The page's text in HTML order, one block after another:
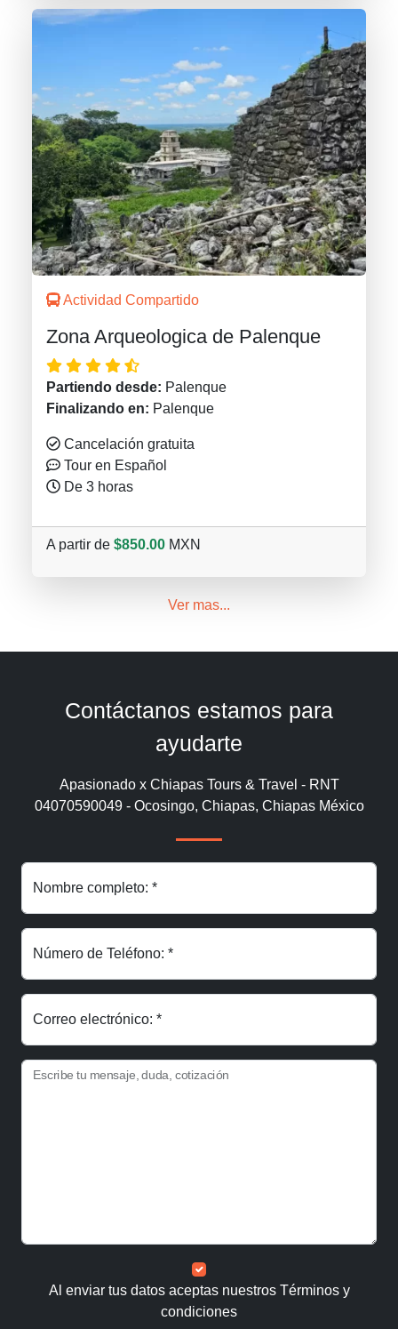
Actividad Compartido
Zona Arqueologica de Palenque
Partiendo desde: Palenque
Finalizando en: Palenque
Cancelación gratuita
Tour en Español
De 3 horas
A partir de $850.00 MXN
Ver mas...
Contáctanos estamos para
ayudarte
Apasionado x Chiapas Tours & Travel - RNT
04070590049 - Ocosingo, Chiapas, Chiapas México
Nombre completo: *
Número de Teléfono: *
Correo electrónico: *
Escribe tu mensaje, duda, cotización
Al enviar tus datos aceptas nuestros Términos y
condiciones